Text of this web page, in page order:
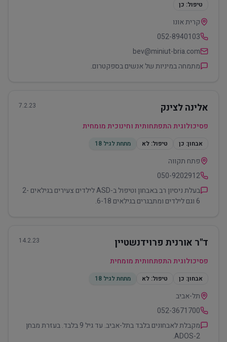
טיפול: כן
קרית אונו
052-8940103
bev@miniut-bria.com
מתמחה במיניות של אנשים בספקטרום.
אלינה לצינק 7.2.23
פסיכולוגית התפתחותית וחינוכית מומחית
אבחון: כן טיפול: לא מתחת לגיל 18
פתח תקווה
050-9202912
בעלת ניסיון רב באבחון וטיפול ב-ASD לילדים צעירים בגילאים 2-
6 וגם לילדים ומתבגרים בגילאים 6-18.
ד"ר אורנית פרוידנשטיין 14.2.23
פסיכולוגית התפתחותית מומחית
אבחון: כן טיפול: לא מתחת לגיל 18
תל-אביב
052-3671700
מקבלת לאבחונים בלבד בתל-אביב. עד גיל 9 בלבד. בעזרת מבחן
ADOS-2.